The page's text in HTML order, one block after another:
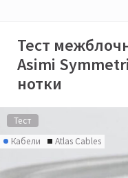
Тест
Asimi
нотки
Тест
Кабели
Atlas Cables